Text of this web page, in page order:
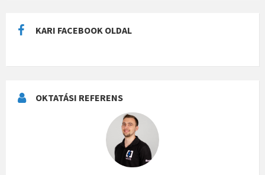
KARI FACEBOOK OLDAL
OKTATÁSI REFERENS